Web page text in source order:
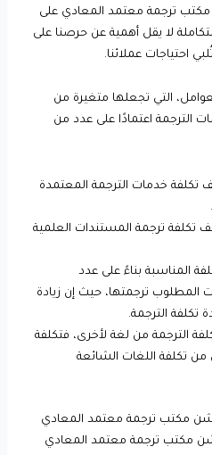
ترجمة معتمد المعادي على
لا يقل أهمية عن حرصنا على
احتياجات عملائنا.
التي تجعلها متغيرة من
الترجمة اعتمادًا على عدد من
تكلفة خدمات الترجمة المعتمدة
تكلفة ترجمة المستندات العلمية
المناسبة بناءً على عدد
المطلوب ترجمتها، حيث إن زيادة
تكلفة الترجمة.
الترجمة من لغة لأخرى، فتكلفة
من تكلفة اللغات الشائعة
مكتب ترجمة معتمد المعادي
مكتب ترجمة معتمد المعادي